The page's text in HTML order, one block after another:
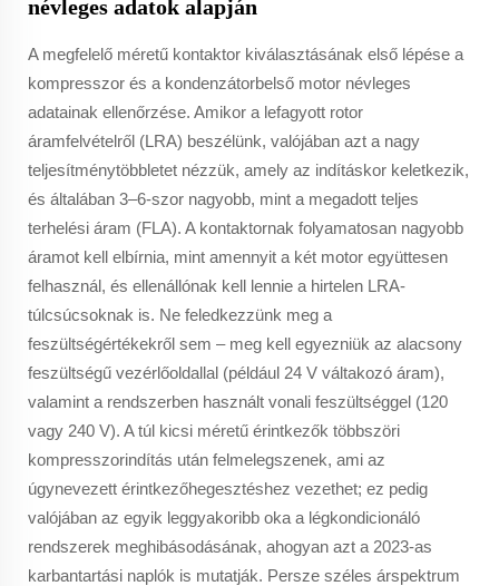
névleges adatok alapján
A megfelelő méretű kontaktor kiválasztásának első lépése a
kompresszor és a kondenzátorbelső motor névleges
adatainak ellenőrzése. Amikor a lefagyott rotor
áramfelvételről (LRA) beszélünk, valójában azt a nagy
teljesítménytöbbletet nézzük, amely az indításkor keletkezik,
és általában 3–6-szor nagyobb, mint a megadott teljes
terhelési áram (FLA). A kontaktornak folyamatosan nagyobb
áramot kell elbírnia, mint amennyit a két motor együttesen
felhasznál, és ellenállónak kell lennie a hirtelen LRA-
túlcsúcsoknak is. Ne feledkezzünk meg a
feszültségértékekről sem – meg kell egyezniük az alacsony
feszültségű vezérlőoldallal (például 24 V váltakozó áram),
valamint a rendszerben használt vonali feszültséggel (120
vagy 240 V). A túl kicsi méretű érintkezők többszöri
kompresszorindítás után felmelegszenek, ami az
úgynevezett érintkezőhegesztéshez vezethet; ez pedig
valójában az egyik leggyakoribb oka a légkondicionáló
rendszerek meghibásodásának, ahogyan azt a 2023-as
karbantartási naplók is mutatják. Persze széles árspektrum